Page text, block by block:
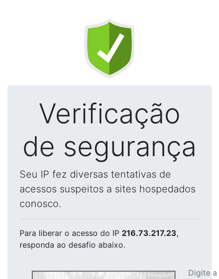
Verificação
de segurança
Seu IP fez diversas tentativas de
acessos suspeitos a sites hospedados
conosco.
Para liberar o acesso do IP 216.73.217.23,
responda ao desafio abaixo.
Digite